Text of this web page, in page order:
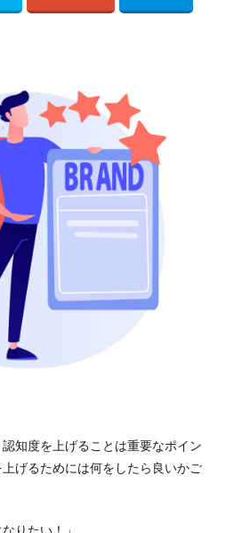
知度を上げることは重要なポイン
げるためには何をしたら良いかご
りたい！」